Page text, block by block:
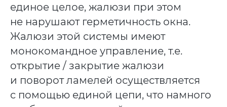
единое целое, жалюзи при этом
не нарушают герметичность окна.
Жалюзи этой системы имеют
монокомандное управление, т.е.
открытие / закрытие жалюзи
и поворот ламелей осуществляется
с помощью единой цепи, что намного